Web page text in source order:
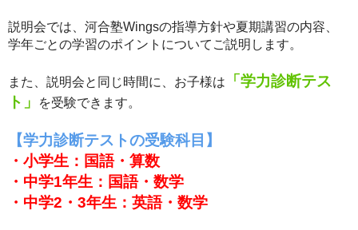
説明会では、河合塾Wingsの指導方針や夏期講習の内容、
学年ごとの学習のポイントについてご説明します。
また、説明会と同じ時間に、お子様は
「学力診断テス
ト」
を受験できます。
【学力診断テストの受験科目】
・小学生：国語・算数
・中学1年生：国語・数学
・中学2・3年生：英語・数学